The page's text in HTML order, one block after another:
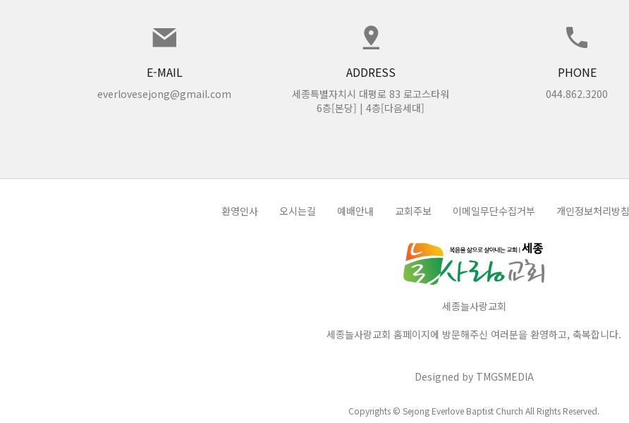
E-MAIL
everlovesejong@gmail.com
ADDRESS
세종특별자치시 대평로 83 로고스타워
6층[본당] | 4층[다음세대]
PHONE
044.862.3200
환영인사 오시는길 예배안내 교회주보 이메일무단수집거부 개인정보처리방침
세종늘사랑교회
세종늘사랑교회 홈페이지에 방문해주신 여러분을 환영하고, 축복합니다.
Designed by TMGSMEDIA
Copyrights © Sejong Everlove Baptist Church All Rights Reserved.